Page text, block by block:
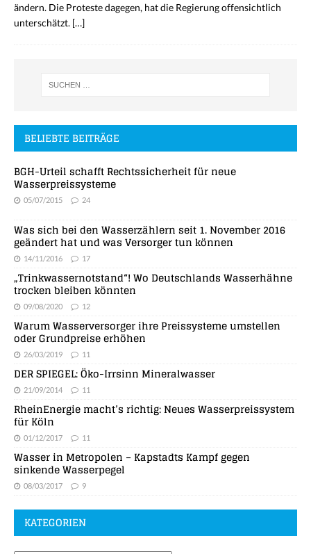
ändern. Die Proteste dagegen, hat die Regierung offensichtlich
unterschätzt. […]
BELIEBTE BEITRÄGE
BGH-Urteil schafft Rechtssicherheit für neue
Wasserpreissysteme
05/07/2015 24
Was sich bei den Wasserzählern seit 1. November 2016
geändert hat und was Versorger tun können
14/11/2016 17
„Trinkwassernotstand“! Wo Deutschlands Wasserhähne
trocken bleiben könnten
09/08/2020 12
Warum Wasserversorger ihre Preissysteme umstellen
oder Grundpreise erhöhen
26/03/2019 11
DER SPIEGEL: Öko-Irrsinn Mineralwasser
21/09/2014 11
RheinEnergie macht’s richtig: Neues Wasserpreissystem
für Köln
01/12/2017 11
Wasser in Metropolen – Kapstadts Kampf gegen
sinkende Wasserpegel
08/03/2017 9
KATEGORIEN